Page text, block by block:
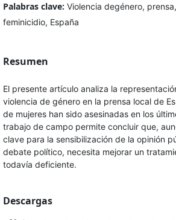
Palabras clave: Violencia degénero,
feminicidio, España
Resumen
El presente artículo analiza la
violencia de género en la prensa local de
de mujeres han sido asesinadas en los
trabajo de campo permite concluir que,
clave para la sensibilización de la opinión
debate político, necesita mejorar un
todavía deficiente.
Descargas